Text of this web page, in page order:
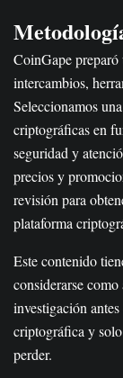
CoinGape
intercambios,
Seleccionamos
criptográficas en
seguridad y
precios y
revisión para
plataforma
Este contenido
considerarse
investigación
criptográfica y
perder.